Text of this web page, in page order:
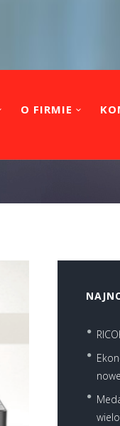
O FIRMIE